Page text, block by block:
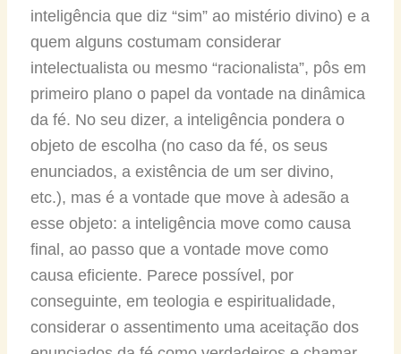
inteligência que diz “sim” ao mistério divino) e a
quem alguns costumam considerar
intelectualista ou mesmo “racionalista”, pôs em
primeiro plano o papel da vontade na dinâmica
da fé. No seu dizer, a inteligência pondera o
objeto de escolha (no caso da fé, os seus
enunciados, a existência de um ser divino,
etc.), mas é a vontade que move à adesão a
esse objeto: a inteligência move como causa
final, ao passo que a vontade move como
causa eficiente. Parece possível, por
conseguinte, em teologia e espiritualidade,
considerar o assentimento uma aceitação dos